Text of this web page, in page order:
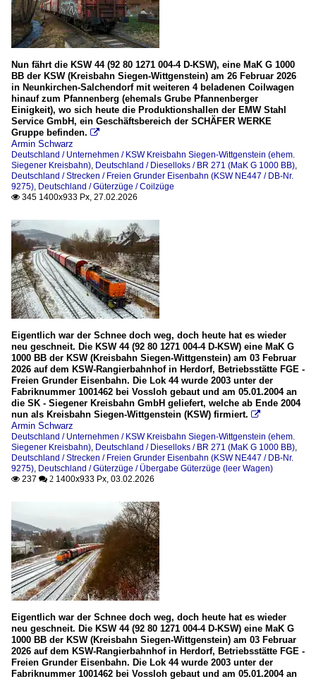
Nun fährt die KSW 44 (92 80 1271 004-4 D-KSW), eine MaK G 1000
BB der KSW (Kreisbahn Siegen-Wittgenstein) am 26 Februar 2026
in Neunkirchen-Salchendorf mit weiteren 4 beladenen Coilwagen
hinauf zum Pfannenberg (ehemals Grube Pfannenberger
Einigkeit), wo sich heute die Produktionshallen der EMW Stahl
Service GmbH, ein Geschäftsbereich der SCHÄFER WERKE
Gruppe befinden. 
Armin Schwarz
Deutschland / Unternehmen / KSW Kreisbahn Siegen-Wittgenstein (ehem.
Siegener Kreisbahn) Deutschland / Dieselloks / BR 271 (MaK G 1000 BB)
Deutschland / Strecken / Freien Grunder Eisenbahn (KSW NE447 / DB-Nr.
9275) Deutschland / Güterzüge / Coilzüge
 345 1400x933 Px, 27.02.2026
Eigentlich war der Schnee doch weg, doch heute hat es wieder
neu geschneit. Die KSW 44 (92 80 1271 004-4 D-KSW) eine MaK G
1000 BB der KSW (Kreisbahn Siegen-Wittgenstein) am 03 Februar
2026 auf dem KSW-Rangierbahnhof in Herdorf, Betriebsstätte FGE -
Freien Grunder Eisenbahn. Die Lok 44 wurde 2003 unter der
Fabriknummer 1001462 bei Vossloh gebaut und am 05.01.2004 an
die SK - Siegener Kreisbahn GmbH geliefert, welche ab Ende 2004
nun als Kreisbahn Siegen-Wittgenstein (KSW) firmiert. 
Armin Schwarz
Deutschland / Unternehmen / KSW Kreisbahn Siegen-Wittgenstein (ehem.
Siegener Kreisbahn) Deutschland / Dieselloks / BR 271 (MaK G 1000 BB)
Deutschland / Strecken / Freien Grunder Eisenbahn (KSW NE447 / DB-Nr.
9275) Deutschland / Güterzüge / Übergabe Güterzüge (leer Wagen)
 237  2 1400x933 Px, 03.02.2026
Eigentlich war der Schnee doch weg, doch heute hat es wieder
neu geschneit. Die KSW 44 (92 80 1271 004-4 D-KSW) eine MaK G
1000 BB der KSW (Kreisbahn Siegen-Wittgenstein) am 03 Februar
2026 auf dem KSW-Rangierbahnhof in Herdorf, Betriebsstätte FGE -
Freien Grunder Eisenbahn. Die Lok 44 wurde 2003 unter der
Fabriknummer 1001462 bei Vossloh gebaut und am 05.01.2004 an